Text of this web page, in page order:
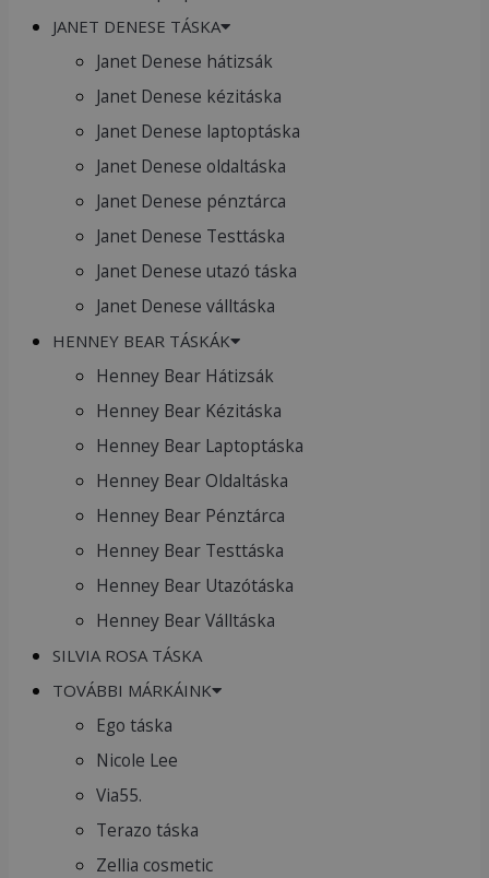
JANET DENESE TÁSKA
Janet Denese hátizsák
Janet Denese kézitáska
Janet Denese laptoptáska
Janet Denese oldaltáska
Janet Denese pénztárca
Janet Denese Testtáska
Janet Denese utazó táska
Janet Denese válltáska
HENNEY BEAR TÁSKÁK
Henney Bear Hátizsák
Henney Bear Kézitáska
Henney Bear Laptoptáska
Henney Bear Oldaltáska
Henney Bear Pénztárca
Henney Bear Testtáska
Henney Bear Utazótáska
Henney Bear Válltáska
SILVIA ROSA TÁSKA
TOVÁBBI MÁRKÁINK
Ego táska
Nicole Lee
Via55.
Terazo táska
Zellia cosmetic